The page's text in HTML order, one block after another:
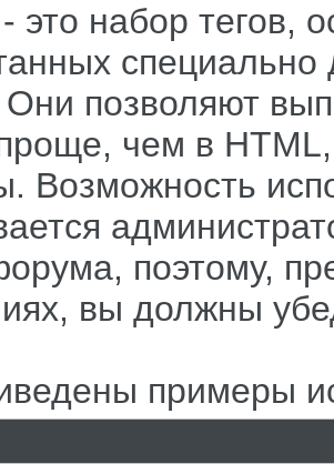
это набор тегов,
позволяют
чем в
Возможность
поэтому,
вы должны
примеры